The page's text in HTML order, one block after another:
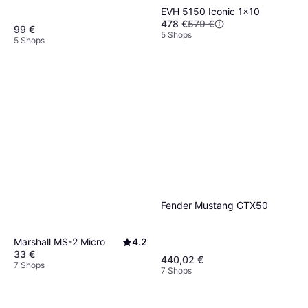
99 €
5 Shops
EVH 5150 Iconic 1x10
478 €579 €
5 Shops
Marshall MS-2 Micro
4.2
33 €
7 Shops
Fender Mustang GTX50
440,02 €
7 Shops